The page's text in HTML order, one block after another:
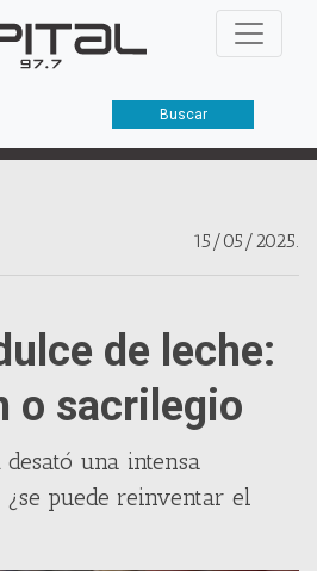
Buscar
15/05/2025.
de leche:
o sacrilegio
una intensa
puede reinventar el